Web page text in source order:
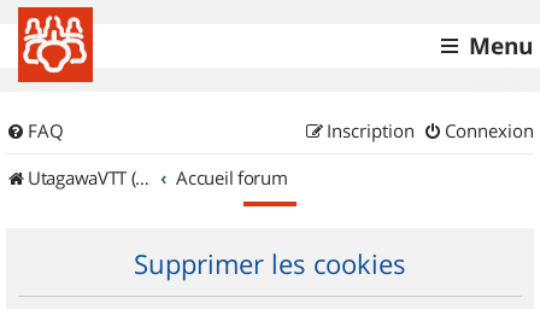
Menu
FAQ Connexion
Inscription
UtagawaVTT (Randos VTT et VTTAE avec traces GPS)
Accueil forum
Supprimer les cookies